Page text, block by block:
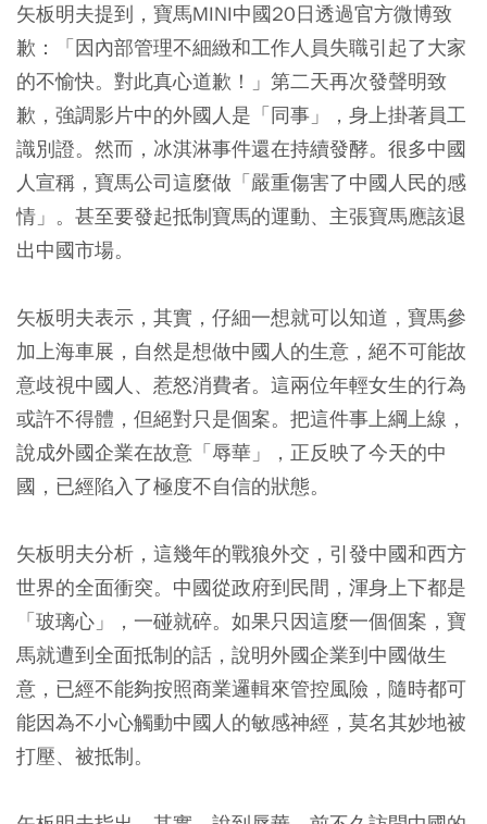
矢板明夫提到，寶馬MINI中國20日透過官方微博致
歉：「因內部管理不細緻和工作人員失職引起了大家
的不愉快。對此真心道歉！」第二天再次發聲明致
歉，強調影片中的外國人是「同事」，身上掛著員工
識別證。然而，冰淇淋事件還在持續發酵。很多中國
人宣稱，寶馬公司這麼做「嚴重傷害了中國人民的感
情」。甚至要發起抵制寶馬的運動、主張寶馬應該退
出中國市場。
矢板明夫表示，其實，仔細一想就可以知道，寶馬參
加上海車展，自然是想做中國人的生意，絕不可能故
意歧視中國人、惹怒消費者。這兩位年輕女生的行為
或許不得體，但絕對只是個案。把這件事上綱上線，
說成外國企業在故意「辱華」，正反映了今天的中
國，已經陷入了極度不自信的狀態。
矢板明夫分析，這幾年的戰狼外交，引發中國和西方
世界的全面衝突。中國從政府到民間，渾身上下都是
「玻璃心」，一碰就碎。如果只因這麼一個個案，寶
馬就遭到全面抵制的話，說明外國企業到中國做生
意，已經不能夠按照商業邏輯來管控風險，隨時都可
能因為不小心觸動中國人的敏感神經，莫名其妙地被
打壓、被抵制。